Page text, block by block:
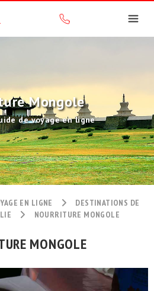
Mongole
de voyage en ligne
EN LIGNE
DESTINATIONS DE
NOURRITURE MONGOLE
MONGOLE